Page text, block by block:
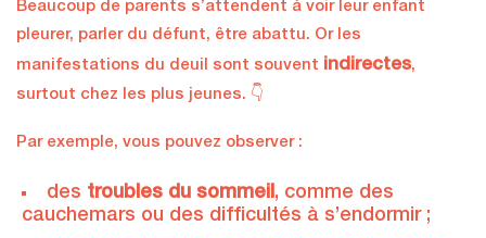
Beaucoup de parents s’attendent à voir leur enfant
pleurer, parler du défunt, être abattu. Or les
manifestations du deuil sont souvent indirectes,
surtout chez les plus jeunes. 👇
Par exemple, vous pouvez observer :
des troubles du sommeil, comme des
cauchemars ou des difficultés à s’endormir ;